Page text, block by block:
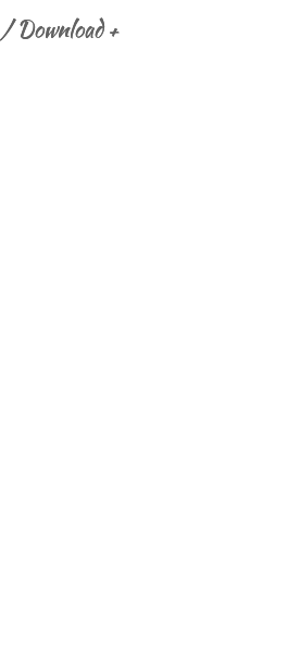
Download
Download